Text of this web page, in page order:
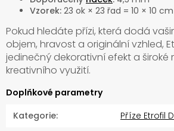
Vzorek: 23 ok × 23 řad = 10 × 10 cm
Pokud hledáte přízi, která dodá
objem, hravost a originální vzhled,
jedinečný dekorativní efekt a široké
kreativního využití.
Doplňkové parametry
Kategorie:
Příze Etrofil